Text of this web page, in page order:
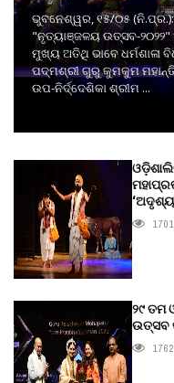
ଭୁବନେଶ୍ୱର, ୧୫/୦୫
"ନୃତ୍ୟାଞ୍ଜଳୟ ଉତ୍ସବ-
ମୁଖ୍ୟ ଅତିଥି ଭାବେ ଧର୍ମଶାଳା
ପଦ୍ମଶ୍ରୀ ଗୁରୁ କୁମକୁମ
ଉପ-ନିର୍ଦ୍ଦେଶିକା ଶ୍ରୀମ ...
୨୯ ତମ
ଉତ୍ସବ